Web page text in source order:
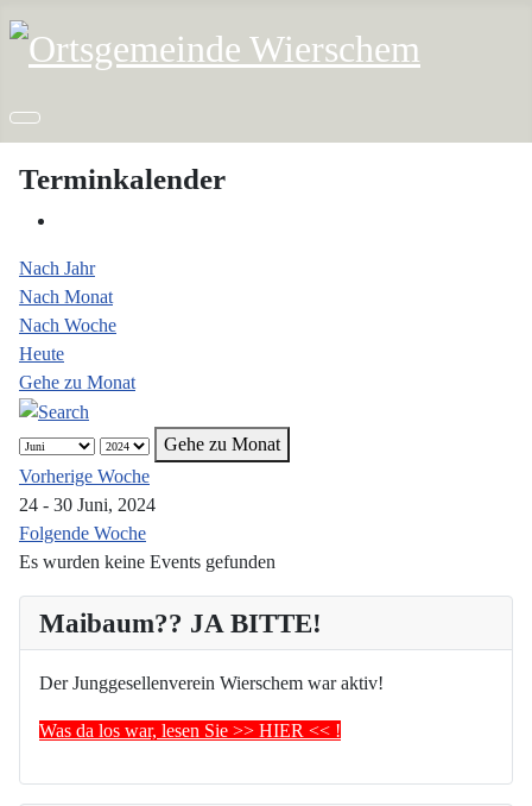
Maibaum?? JA BITTE!
Der Junggesellenverein Wierschem war aktiv!
Was da los war, lesen Sie >> HIER << !
Terminkalender
Nach Jahr
Nach Monat
Nach Woche
Heute
Gehe zu Monat
Gehe zu Monat
Vorherige Woche
24 - 30 Juni, 2024
Folgende Woche
Es wurden keine Events gefunden